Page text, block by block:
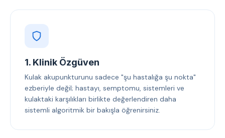
1. Klinik Özgüven
Kulak akupunkturunu sadece "şu hastalığa şu nokta"
ezberiyle değil; hastayı, semptomu, sistemleri ve
kulaktaki karşılıkları birlikte değerlendiren daha
sistemli algoritmik bir bakışla öğrenirsiniz.